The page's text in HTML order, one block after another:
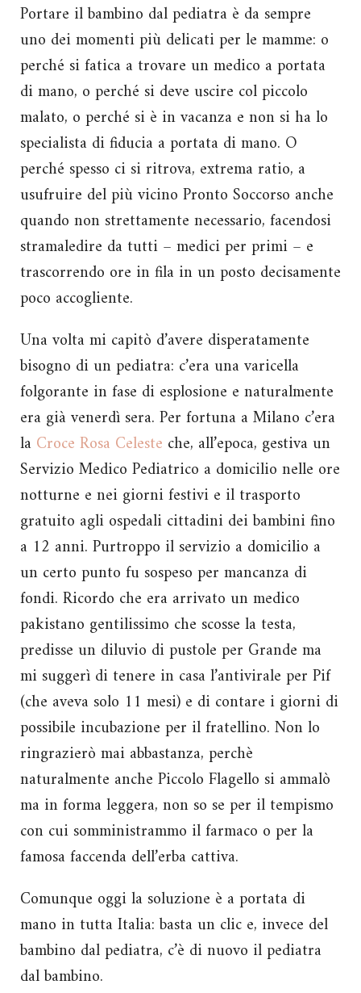
Portare il bambino dal pediatra è da sempre
uno dei momenti più delicati per le mamme: o
perché si fatica a trovare un medico a portata
di mano, o perché si deve uscire col piccolo
malato, o perché si è in vacanza e non si ha lo
specialista di fiducia a portata di mano. O
perché spesso ci si ritrova, extrema ratio, a
usufruire del più vicino Pronto Soccorso anche
quando non strettamente necessario, facendosi
stramaledire da tutti – medici per primi – e
trascorrendo ore in fila in un posto decisamente
poco accogliente.
Una volta mi capitò d’avere disperatamente
bisogno di un pediatra: c’era una varicella
folgorante in fase di esplosione e naturalmente
era già venerdì sera. Per fortuna a Milano c’era
la Croce Rosa Celeste che, all’epoca, gestiva un
Servizio Medico Pediatrico a domicilio nelle ore
notturne e nei giorni festivi e il trasporto
gratuito agli ospedali cittadini dei bambini fino
a 12 anni. Purtroppo il servizio a domicilio a
un certo punto fu sospeso per mancanza di
fondi. Ricordo che era arrivato un medico
pakistano gentilissimo che scosse la testa,
predisse un diluvio di pustole per Grande ma
mi suggerì di tenere in casa l’antivirale per Pif
(che aveva solo 11 mesi) e di contare i giorni di
possibile incubazione per il fratellino. Non lo
ringrazierò mai abbastanza, perchè
naturalmente anche Piccolo Flagello si ammalò
ma in forma leggera, non so se per il tempismo
con cui somministrammo il farmaco o per la
famosa faccenda dell’erba cattiva.
Comunque oggi la soluzione è a portata di
mano in tutta Italia: basta un clic e, invece del
bambino dal pediatra, c’è di nuovo il pediatra
dal bambino.